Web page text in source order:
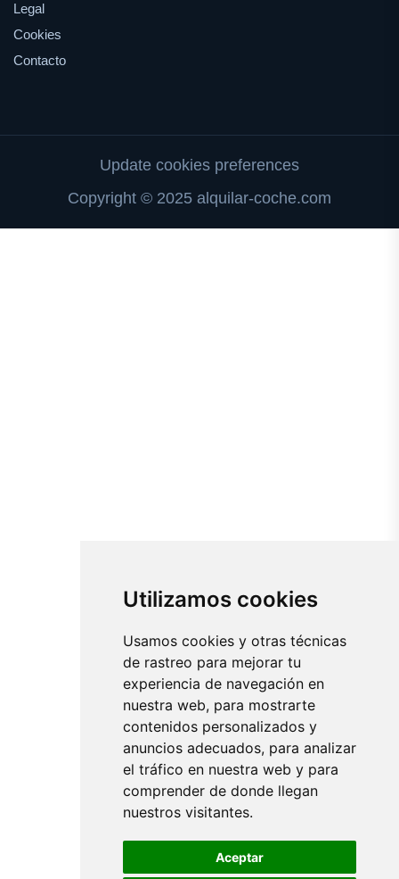
Utilizamos cookies
Usamos cookies y otras técnicas
de rastreo para mejorar tu
experiencia de navegación en
nuestra web, para mostrarte
contenidos personalizados y
anuncios adecuados, para analizar
el tráfico en nuestra web y para
comprender de donde llegan
nuestros visitantes.
Aceptar
Legal
Cookies
Contacto
Update cookies preferences
Copyright © 2025 alquilar-coche.com